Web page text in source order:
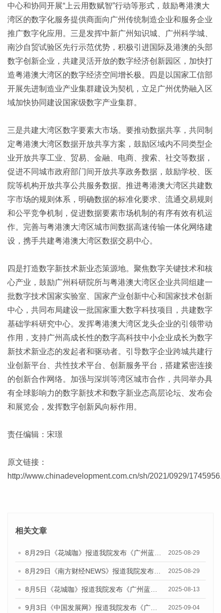
中心和协同开展“上云用数赋智”行动等形式，鼓励粤港澳大
湾区的数字化服务提供商面向广州传统制造企业和服务企业
推广数字化应用。三是发挥中新广州知识城、广州科学城、
南沙自贸试验区先行示范优势，积极引进国际及港澳的头部
数字创新企业，共建灵活开放的数字经济创新园区，加快打
造粤港澳大湾区的数字经济空间增长极。四是以国家工信部
开展先进制造业产业集群建设为契机，立足广州优势融入区
域加快协同建设国家级数字产业集群。
三是共建大湾区数字要素大市场。要推动数据共享，共同制
定粤港澳大湾区数据开放共享方案，鼓励区域内不同类型企
业开放共享工业、贸易、金融、电商、搜索、社交等数据，
促进不同城市政府部门间开放共享政务数据，鼓励学校、医
院等机构开放共享公共服务数据。推进粤港澳大湾区共建数
字市场的规则体系，明确数据的标准化要求、流通交易规则
和公平竞争机制，促进数据要素市场机制的有序有效有机运
作。完善与粤港澳大湾区城市间数据高速传输一体化网络建
设，携手共建粤港澳大湾区数据交易中心。
四是打造数字新技术新业态策源地。聚焦数字关键技术和核
心产业，鼓励广州科研院所与粤港澳大湾区企业共同组建一
批数字技术国家实验室、国家产业创新中心和国家技术创新
中心，共同布局建设一批国家重大数字科技项目，共建数字
基础学科研究中心。发挥粤港澳大湾区龙头企业的引领带动
作用，支持广州高成长性的数字高科技中小企业成长为数字
新技术新业态的发起者和驱动者。引导数字企业跨城共建行
业创新平台、共性技术平台、创新服务平台，搭建紧密连接
的创新合作网络。加强与深圳等湾区城市合作，共同举办具
有全球影响力的数字新技术和数字新业态高层论坛、发布会
和展览会，发挥数字创新风向标作用。
责任编辑：宋璟
原文链接：
http://www.chinadevelopment.com.cn/sh/2021/0929/
相关文章
2025-08-29
2025-08-29
2025-08-13
2025-09-04